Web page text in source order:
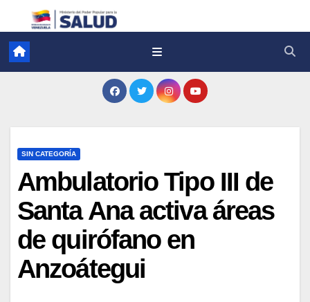
SIN CATEGORÍA
Ambulatorio Tipo III de
Santa Ana activa áreas
de quirófano en
Anzoátegui